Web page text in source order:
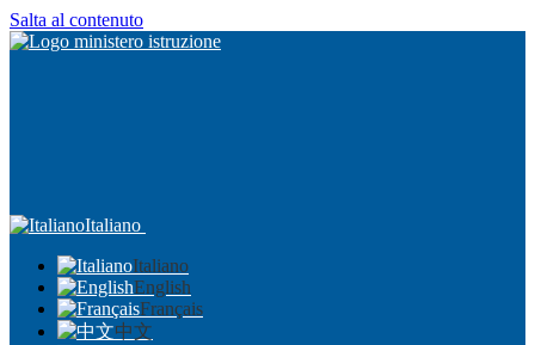
Salta al contenuto
Italiano
Italiano
English
Français
中文